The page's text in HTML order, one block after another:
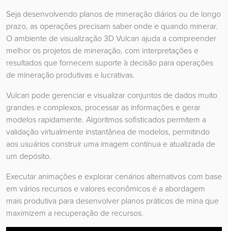
Seja desenvolvendo planos de mineração diários ou de longo
prazo, as operações precisam saber onde e quando minerar.
O ambiente de visualização 3D Vulcan ajuda a compreender
melhor os projetos de mineração, com interpretações e
resultados que fornecem suporte à decisão para operações
de mineração produtivas e lucrativas.
Vulcan pode gerenciar e visualizar conjuntos de dados muito
grandes e complexos, processar as informações e gerar
modelos rapidamente. Algoritmos sofisticados permitem a
validação virtualmente instantânea de modelos, permitindo
aos usuários construir uma imagem contínua e atualizada de
um depósito.
Executar animações e explorar cenários alternativos com base
em vários recursos e valores econômicos é a abordagem
mais produtiva para desenvolver planos práticos de mina que
maximizem a recuperação de recursos.